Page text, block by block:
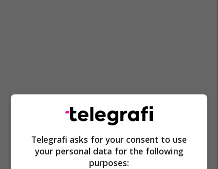
Telegrafi asks for your consent to use
your personal data for the following
purposes: